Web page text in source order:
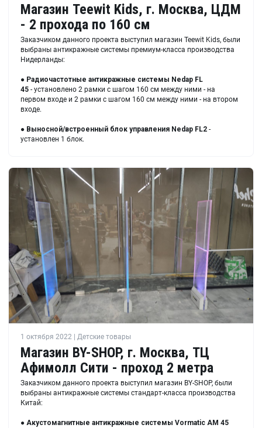
Магазин Teewit Kids, г. Москва, ЦДМ
- 2 прохода по 160 см
Заказчиком данного проекта выступил магазин Teewit Kids, были
выбраны антикражные системы премиум-класса производства
Нидерланды:
● Радиочастотные антикражные системы Nedap FL
45 - установлено 2 рамки с шагом 160 см между ними - на
первом входе и 2 рамки с шагом 160 см между ними - на втором
входе.
● Выносной/встроенный блок управления Nedap FL2 -
установлен 1 блок.
1 октября 2022 | Детские товары
Магазин BY-SHOP, г. Москва, ТЦ
Афимолл Сити - проход 2 метра
Заказчиком данного проекта выступил магазин BY-SHOP, были
выбраны антикражные системы стандарт-класса производства
Китай:
● Акустомагнитные антикражные системы Vormatic AM 45